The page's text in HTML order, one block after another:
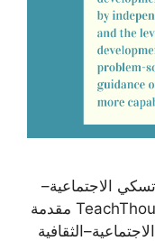
فيغوتسكي الاجتماعية–
الثقافية في التعلم؟ بقلم: فريق TeachThought مقدمة